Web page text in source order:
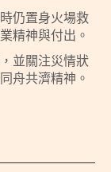
仍置身火場救
精神與付出。
並關注災情狀
舟共濟精神。